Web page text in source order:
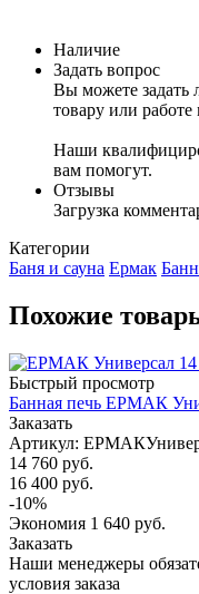
Наличие
Задать вопрос
Вы можете задать
товару или работе
Наши
вам помогут.
Отзывы
Загрузка
Категории
Баня и сауна Ермак
Похожие
Быстрый просмотр
Банная печь ЕРМАК
Заказать
Артикул:
14 760 руб.
16 400 руб.
-10%
Экономия 1 640 руб.
Заказать
Наши менеджеры
условия заказа